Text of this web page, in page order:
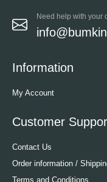
Need help with your
Information
My Account
Customer
Contact Us
Order information /
Terms and Conditions